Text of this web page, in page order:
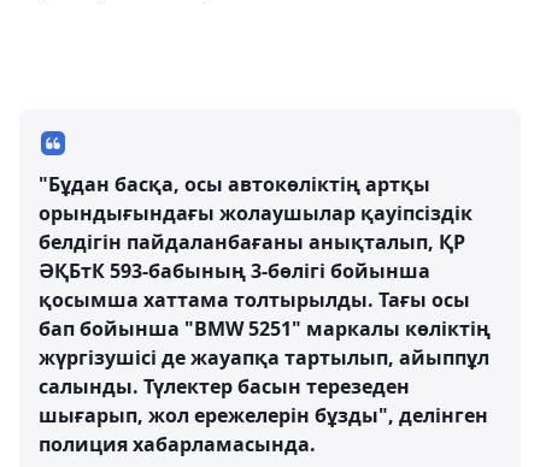
"Бұдан басқа, осы автокөліктің артқы
орындығындағы жолаушылар қауіпсіздік
белдігін пайдаланбағаны анықталып, ҚР
ӘҚБтК 593-бабының 3-бөлігі бойынша
қосымша хаттама толтырылды. Тағы осы
бап бойынша "BMW 5251" маркалы көліктің
жүргізушісі де жауапқа тартылып, айыппұл
салынды. Түлектер басын терезеден
шығарып, жол ережелерін бұзды", делінген
полиция хабарламасында.